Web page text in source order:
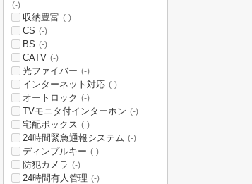
(-)
収納豊富 (-)
CS (-)
BS (-)
CATV (-)
光ファイバー (-)
インターネット対応 (-)
オートロック (-)
TVモニタ付インターホン (-)
宅配ボックス (-)
24時間緊急通報システム (-)
ディンプルキー (-)
防犯カメラ (-)
24時間有人管理 (-)